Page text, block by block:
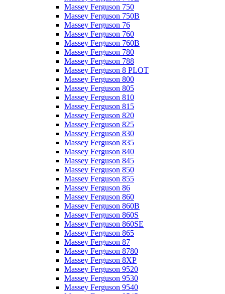
Massey Ferguson 750
Massey Ferguson 750B
Massey Ferguson 76
Massey Ferguson 760
Massey Ferguson 760B
Massey Ferguson 780
Massey Ferguson 788
Massey Ferguson 8 PLOT
Massey Ferguson 800
Massey Ferguson 805
Massey Ferguson 810
Massey Ferguson 815
Massey Ferguson 820
Massey Ferguson 825
Massey Ferguson 830
Massey Ferguson 835
Massey Ferguson 840
Massey Ferguson 845
Massey Ferguson 850
Massey Ferguson 855
Massey Ferguson 86
Massey Ferguson 860
Massey Ferguson 860B
Massey Ferguson 860S
Massey Ferguson 860SE
Massey Ferguson 865
Massey Ferguson 87
Massey Ferguson 8780
Massey Ferguson 8XP
Massey Ferguson 9520
Massey Ferguson 9530
Massey Ferguson 9540